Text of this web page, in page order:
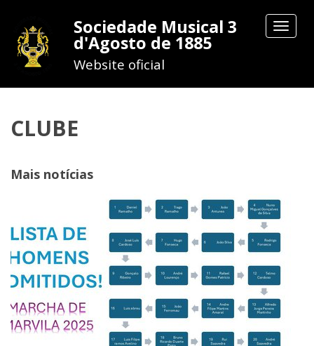
Toggle
Sociedade Musical 3
d'Agosto de 1885
Website oficial
CLUBE
Mais notícias